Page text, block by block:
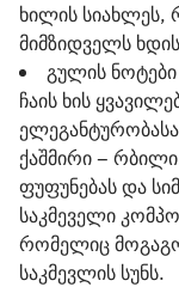
ხილის სიახლეს,
მიმზიდველს
გულის ნოტები
ჩაის ხის
ქაშმირი –
ფუფუნებას და
საკმეველი
რომელიც
საკმევლის სუნს.